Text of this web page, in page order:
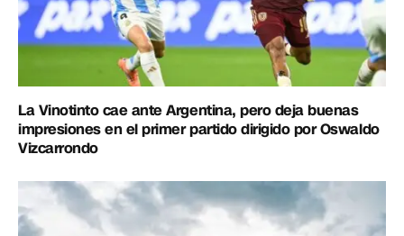
La Vinotinto cae ante Argentina, pero deja buenas
impresiones en el primer partido dirigido por Oswaldo
Vizcarrondo